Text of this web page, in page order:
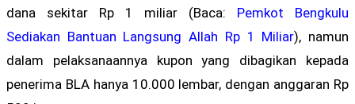
dana sekitar Rp 1 miliar (Baca: Pemkot Bengkulu
Sediakan Bantuan Langsung Allah Rp 1 Miliar), namun
dalam pelaksanaannya kupon yang dibagikan kepada
penerima BLA hanya 10.000 lembar, dengan anggaran Rp